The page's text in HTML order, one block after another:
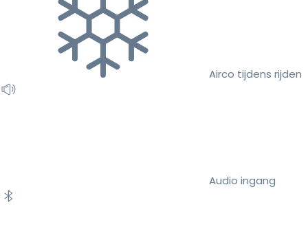
Airco tijdens rijden
Audio ingang